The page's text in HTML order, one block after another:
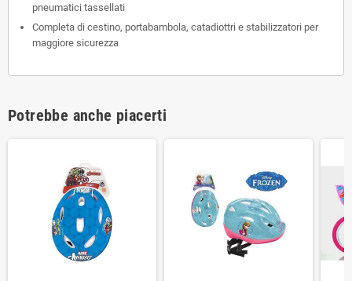
pneumatici tassellati
Completa di cestino, portabambola, catadiottri e stabilizzatori per
maggiore sicurezza
Potrebbe anche piacerti